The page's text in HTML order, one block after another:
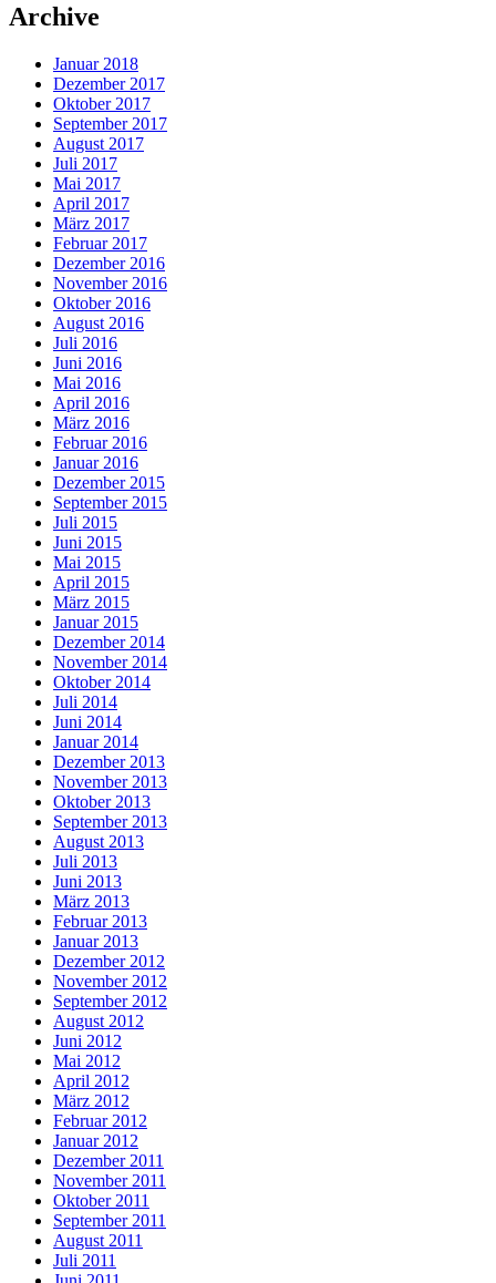
Archive
Januar 2018
Dezember 2017
Oktober 2017
September 2017
August 2017
Juli 2017
Mai 2017
April 2017
März 2017
Februar 2017
Dezember 2016
November 2016
Oktober 2016
August 2016
Juli 2016
Juni 2016
Mai 2016
April 2016
März 2016
Februar 2016
Januar 2016
Dezember 2015
September 2015
Juli 2015
Juni 2015
Mai 2015
April 2015
März 2015
Januar 2015
Dezember 2014
November 2014
Oktober 2014
Juli 2014
Juni 2014
Januar 2014
Dezember 2013
November 2013
Oktober 2013
September 2013
August 2013
Juli 2013
Juni 2013
März 2013
Februar 2013
Januar 2013
Dezember 2012
November 2012
September 2012
August 2012
Juni 2012
Mai 2012
April 2012
März 2012
Februar 2012
Januar 2012
Dezember 2011
November 2011
Oktober 2011
September 2011
August 2011
Juli 2011